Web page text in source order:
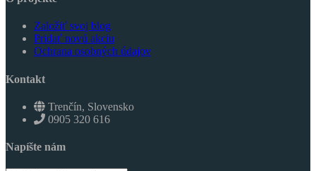
Založiť svoj blog
Pridať novú akciu
Ochrana osobných údajov
Kontakt
Trenčín, Slovensko
0905 320 616
Napíšte nám